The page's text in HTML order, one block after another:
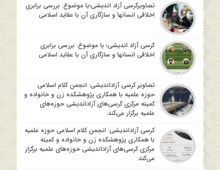
تصاویرکرسی آزاد اندیشی؛با موضوع: بررسی برابری
اخلاقی انسانها و سازگاری آن با عقاید اسلامی
کرسی آزاد اندیشی؛ با موضوع: بررسی برابری
اخلاقی انسانها و سازگاری آن با عقاید اسلامی
تصاویر کرسی آزاداندیشی: انجمن کلام اسلامی
حوزه علمیه با همکاری پژوهشکده زن و خانواده و
کمیته مرکزی کرسی‌های آزاداندیشی حوزه‌های
علمیه برگزار می‌کند:
کرسی آزاداندیشی: انجمن کلام اسلامی حوزه علمیه
با همکاری پژوهشکده زن و خانواده و کمیته
مرکزی کرسی‌های آزاداندیشی حوزه‌های علمیه برگزار
می‌کند: